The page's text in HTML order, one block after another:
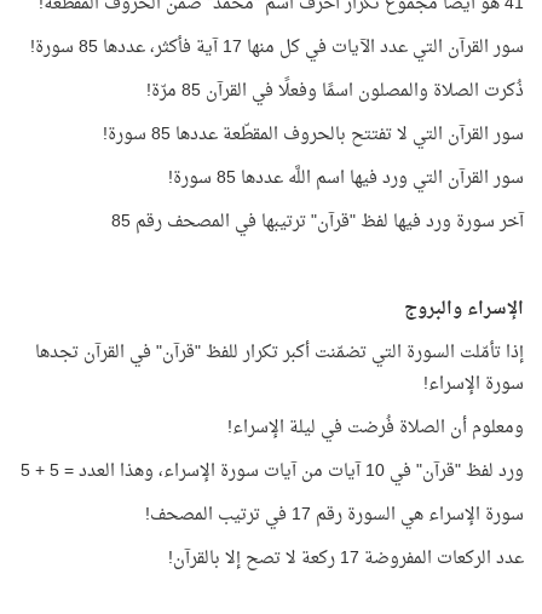
سور القرآن التي عدد الآيات في كل منها 17 آية فأكثر، عددها 85 سورة!
ذُكرت الصلاة والمصلون اسمًا وفعلًا في القرآن 85 مرّة!
سور القرآن التي لا تفتتح بالحروف المقطّعة عددها 85 سورة!
سور القرآن التي ورد فيها اسم اللَّه عددها 85 سورة!
آخر سورة ورد فيها لفظ "قرآن" ترتيبها في المصحف رقم 85
الإسراء والبروج
إذا تأمّلت السورة التي تضمّنت أكبر تكرار للفظ "قرآن" في القرآن تجدها
سورة الإسراء!
ومعلوم أن الصلاة فُرضت في ليلة الإسراء!
ورد لفظ "قرآن" في 10 آيات من آيات سورة الإسراء، وهذا العدد = 5 + 5
سورة الإسراء هي السورة رقم 17 في ترتيب المصحف!
عدد الركعات المفروضة 17 ركعة لا تصح إلا بالقرآن!